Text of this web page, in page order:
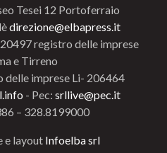
Tesei 12 Portoferraio
direzione@elbapress.it
registro delle imprese
e Tirreno
delle imprese Li- 206464
- Pec: srllive@pec.it
– 328.8199000
e layout Infoelba srl